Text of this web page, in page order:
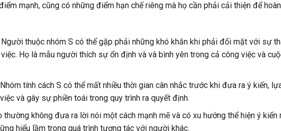
mạnh, cũng có những điểm hạn chế riêng mà họ cần phải cải thiện để
Người thuộc nhóm S có thể gặp phải những khó khăn khi phải đối mặt với sự
Họ là mẫu người thích sự ổn định và và bình yên trong cả công việc và
Nhóm tính cách S có thể mất nhiều thời gian cân nhắc trước khi đưa ra ý kiến,
và gây sự phiền toái trong quy trình ra quyết định.
thường không đưa ra lời nói một cách mạnh mẽ và có xu hướng thể hiện ý kiến
hiểu lầm trong quá trình tương tác với người khác.